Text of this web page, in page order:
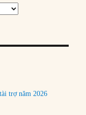
trợ năm 2026